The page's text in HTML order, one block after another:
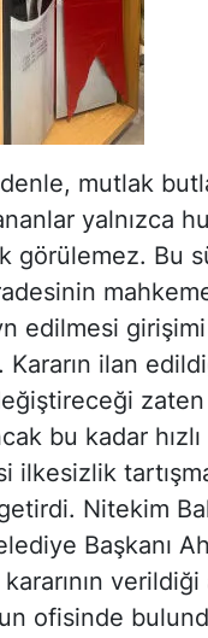
mutlak
yalnızca
görülemez. Bu
edilmesi
Kararın ilan
bu kadar
ilkesizlik
Nitekim
Başkanı
verildiği
ofisinde